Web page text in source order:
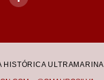
HISTÓRICA ULTRAMARINA